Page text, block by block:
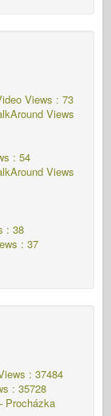
Views : 73
Views
: 54
Views
: 38
: 37
: 37484
: 35728
Procházka